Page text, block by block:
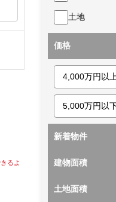
るよ
土地
価格
新着物件
建物面積
土地面積